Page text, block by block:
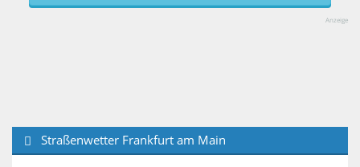
Anzeige
Straßenwetter Frankfurt am Main